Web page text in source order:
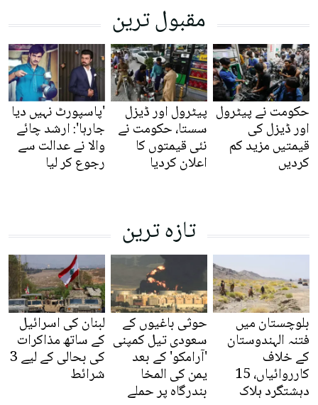
مقبول ترین
حکومت نے پیٹرول
اور ڈیزل کی
قیمتیں مزید کم
کردیں
پیٹرول اور ڈیزل
سستا، حکومت نے
نئی قیمتوں کا
اعلان کردیا
'پاسپورٹ نہیں دیا
جارہا': ارشد چائے
والا نے عدالت سے
رجوع کر لیا
تازہ ترین
بلوچستان میں
فتنہ الہندوستان
کے خلاف
کارروائیاں، 15
دہشتگرد ہلاک
حوثی باغیوں کے
سعودی تیل کمپنی
'آرامکو' کے بعد
یمن کی المخا
بندرگاہ پر حملے
لبنان کی اسرائیل
کے ساتھ مذاکرات
کی بحالی کے لیے 3
شرائط